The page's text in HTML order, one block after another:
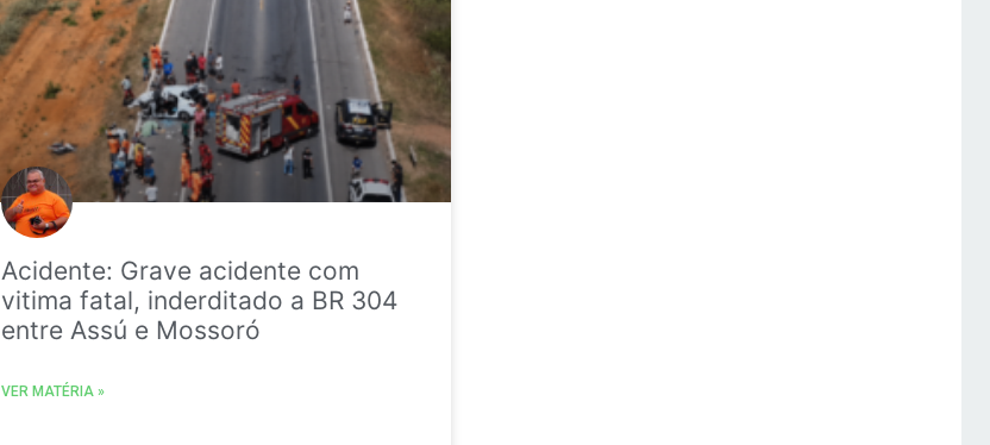
Acidente: Grave acidente com
vitima fatal, inderditado a BR 304
entre Assú e Mossoró
VER MATÉRIA »